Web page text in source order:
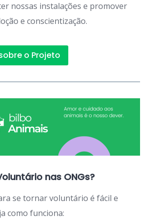
nossas instalações e promover
e conscientização.
o Projeto
nas ONGs?
se tornar voluntário é fácil e
como funciona: